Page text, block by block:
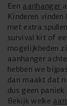
Een aanhanger
Kinderen
met extra
survival kit of
mogelijkheden
aanhanger
hebben we
dan maakt dat
dus geen
Bekijk welke